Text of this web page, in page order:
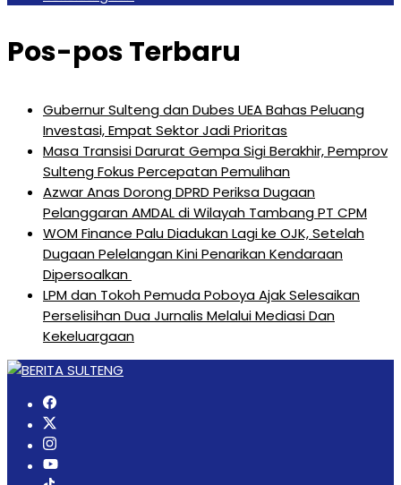
Pos-pos Terbaru
Gubernur Sulteng dan Dubes UEA Bahas Peluang
Investasi, Empat Sektor Jadi Prioritas
Masa Transisi Darurat Gempa Sigi Berakhir, Pemprov
Sulteng Fokus Percepatan Pemulihan
Azwar Anas Dorong DPRD Periksa Dugaan
Pelanggaran AMDAL di Wilayah Tambang PT CPM
‎WOM Finance Palu Diadukan Lagi ke OJK, Setelah
Dugaan Pelelangan Kini Penarikan Kendaraan
Dipersoalkan ‎
LPM dan Tokoh Pemuda Poboya Ajak Selesaikan
Perselisihan Dua Jurnalis Melalui Mediasi Dan
Kekeluargaan